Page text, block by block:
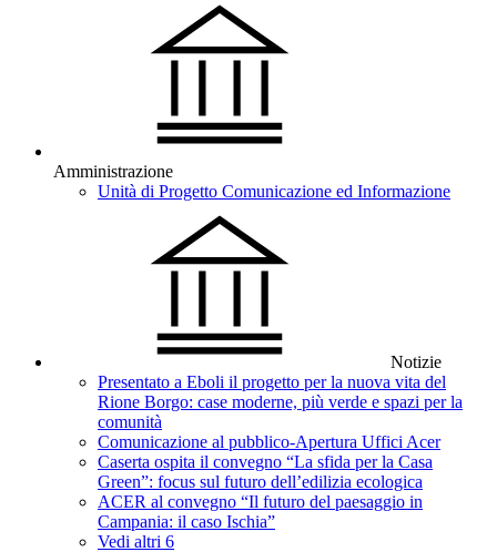
Amministrazione
Unità di Progetto Comunicazione ed Informazione
Notizie
Presentato a Eboli il progetto per la nuova vita del
Rione Borgo: case moderne, più verde e spazi per la
comunità
Comunicazione al pubblico-Apertura Uffici Acer
Caserta ospita il convegno “La sfida per la Casa
Green”: focus sul futuro dell’edilizia ecologica
ACER al convegno “Il futuro del paesaggio in
Campania: il caso Ischia”
Vedi altri 6